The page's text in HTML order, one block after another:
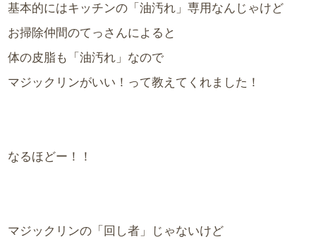
基本的にはキッチンの「油汚れ」専用なんじゃけど
お掃除仲間のてっさんによると
体の皮脂も「油汚れ」なので
マジックリンがいい！って教えてくれました！
なるほどー！！
マジックリンの「回し者」じゃないけど